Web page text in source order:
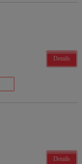
Details
Details